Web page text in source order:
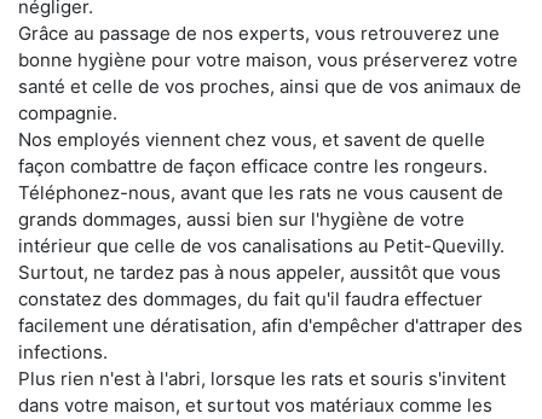
négliger.
Grâce au passage de nos experts, vous retrouverez une
bonne hygiène pour votre maison, vous préserverez votre
santé et celle de vos proches, ainsi que de vos animaux de
compagnie.
Nos employés viennent chez vous, et savent de quelle
façon combattre de façon efficace contre les rongeurs.
Téléphonez-nous, avant que les rats ne vous causent de
grands dommages, aussi bien sur l'hygiène de votre
intérieur que celle de vos canalisations au Petit-Quevilly.
Surtout, ne tardez pas à nous appeler, aussitôt que vous
constatez des dommages, du fait qu'il faudra effectuer
facilement une dératisation, afin d'empêcher d'attraper des
infections.
Plus rien n'est à l'abri, lorsque les rats et souris s'invitent
dans votre maison, et surtout vos matériaux comme les